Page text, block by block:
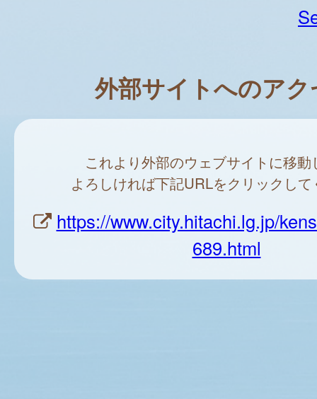
外部サイトへのア
これより外部のウェブサイトに移動
よろしければ下記URLをクリックし
https://www.city.hitachi.lg.jp/
689.html